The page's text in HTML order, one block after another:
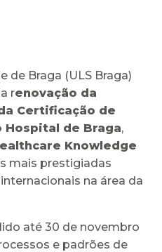
de Braga (ULS Braga)
renovação da
Certificação de
Hospital de Braga,
Knowledge
mais prestigiadas
na área da
até 30 de novembro
e padrões de